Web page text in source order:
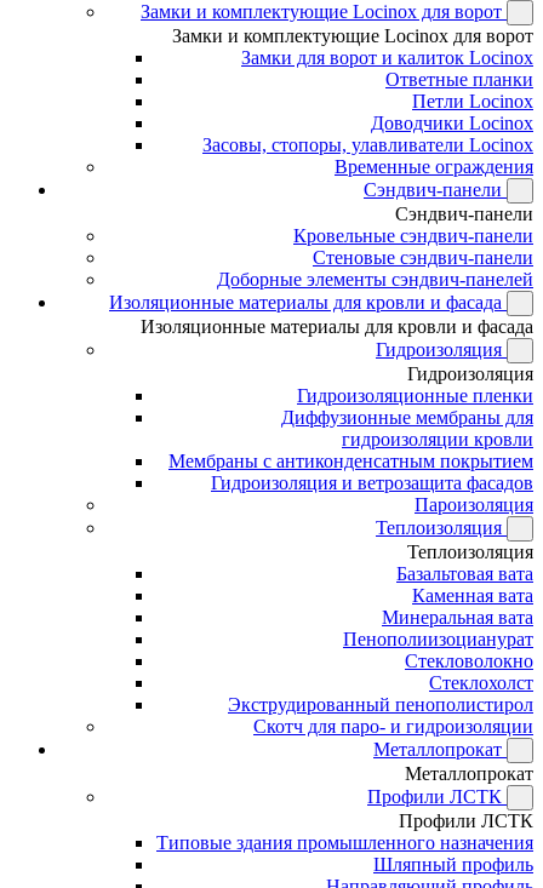
Замки и комплектующие Locinox для ворот
Замки и комплектующие Locinox для ворот
Замки для ворот и калиток Locinox
Ответные планки
Петли Locinox
Доводчики Locinox
Засовы, стопоры, улавливатели Locinox
Временные ограждения
Сэндвич-панели
Сэндвич-панели
Кровельные сэндвич-панели
Стеновые сэндвич-панели
Доборные элементы сэндвич-панелей
Изоляционные материалы для кровли и фасада
Изоляционные материалы для кровли и фасада
Гидроизоляция
Гидроизоляция
Гидроизоляционные пленки
Диффузионные мембраны для
гидроизоляции кровли
Мембраны с антиконденсатным покрытием
Гидроизоляция и ветрозащита фасадов
Пароизоляция
Теплоизоляция
Теплоизоляция
Базальтовая вата
Каменная вата
Минеральная вата
Пенополиизоцианурат
Стекловолокно
Стеклохолст
Экструдированный пенополистирол
Скотч для паро- и гидроизоляции
Металлопрокат
Металлопрокат
Профили ЛСТК
Профили ЛСТК
Типовые здания промышленного назначения
Шляпный профиль